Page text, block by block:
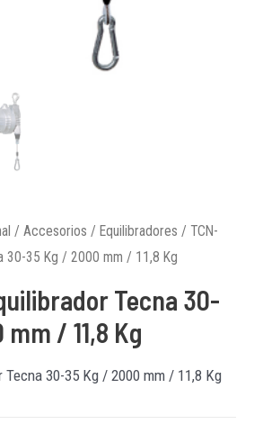
/ Accesorios / Equilibradores / TCN-
30-35 Kg / 2000 mm / 11,8 Kg
Tecna 30-
/ 11,8 Kg
Tecna 30-35 Kg / 2000 mm / 11,8 Kg